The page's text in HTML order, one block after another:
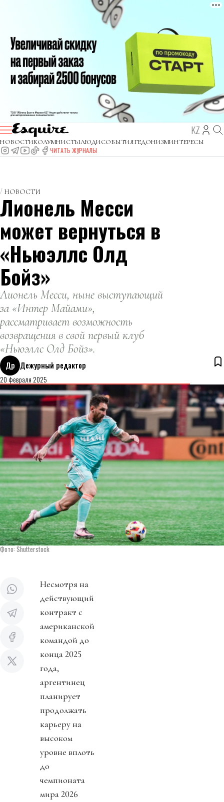
KZ
НОВОСТИКОЛУМНИСТЫЛЮДИСОБЫТИЯГЕДОНИЗМИНТЕРЕСЫ
ЧИТАТЬ ЖУРНАЛЫ
НОВОСТИ
Лионель Месси
может вернуться в
«Ньюэллс Олд
Бойз»
Лионель Месси, ныне выступающий
за «Интер Майами»,
рассматривает возможность
возвращения в свой первый клуб
«Ньюэллс Олд Бойз».
Др Дежурный редактор
20 февраля 2025
Фото: Shutterstock
Несмотря на
действующий
контракт с
американской
командой до
конца 2025
года,
аргентинец
планирует
продолжать
карьеру на
высоком
уровне вплоть
до
чемпионата
мира 2026